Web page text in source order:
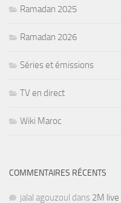
Ramadan 2025
Ramadan 2026
Séries et émissions
TV en direct
Wiki Maroc
COMMENTAIRES RÉCENTS
jalal agouzoul dans 2M live